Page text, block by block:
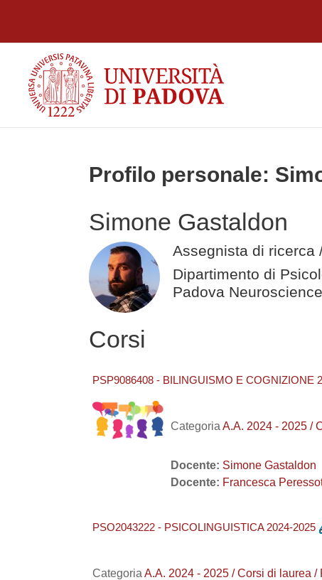
Profilo personale:
Simone Gastaldon
Assegnista di ricerca
Dipartimento di
Padova
Corsi
PSP9086408 - BILINGUISMO E COGNIZIONE
Categoria A.A. 2024 - 2025 /
Docente: Simone Gastaldon
Docente: Francesca
PSO2043222 - PSICOLINGUISTICA 2024-2025
Categoria A.A. 2024 - 2025 / Corsi di laurea